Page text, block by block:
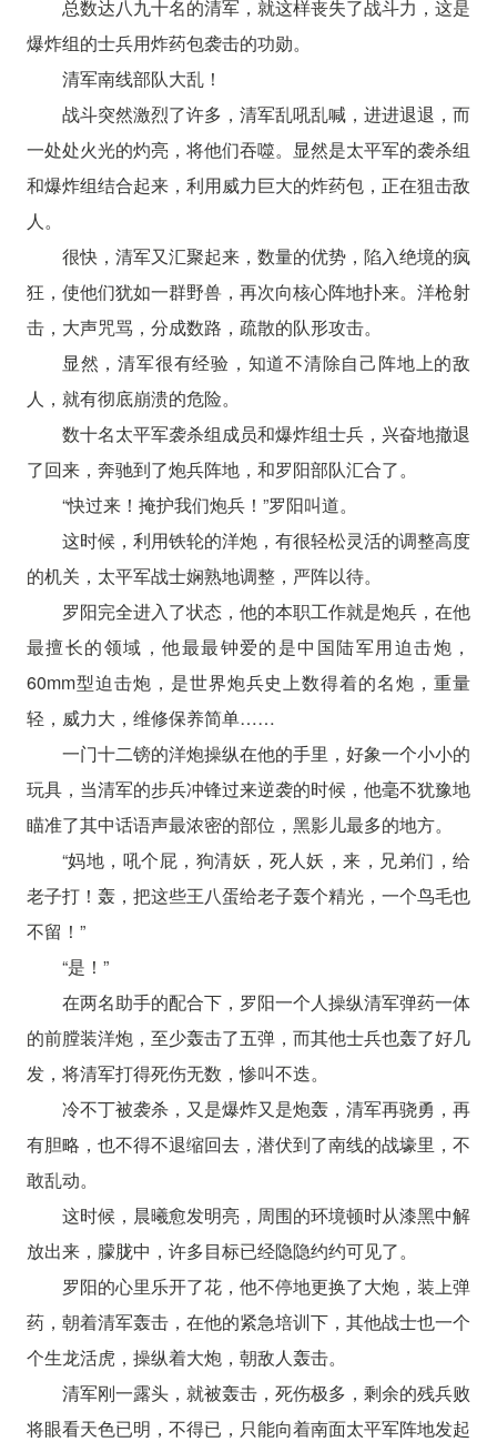
总数达八九十名的清军，就这样丧失了战斗力，这是
爆炸组的士兵用炸药包袭击的功勋。
清军南线部队大乱！
战斗突然激烈了许多，清军乱吼乱喊，进进退退，而
一处处火光的灼亮，将他们吞噬。显然是太平军的袭杀组
和爆炸组结合起来，利用威力巨大的炸药包，正在狙击敌
人。
很快，清军又汇聚起来，数量的优势，陷入绝境的疯
狂，使他们犹如一群野兽，再次向核心阵地扑来。洋枪射
击，大声咒骂，分成数路，疏散的队形攻击。
显然，清军很有经验，知道不清除自己阵地上的敌
人，就有彻底崩溃的危险。
数十名太平军袭杀组成员和爆炸组士兵，兴奋地撤退
了回来，奔驰到了炮兵阵地，和罗阳部队汇合了。
“快过来！掩护我们炮兵！”罗阳叫道。
这时候，利用铁轮的洋炮，有很轻松灵活的调整高度
的机关，太平军战士娴熟地调整，严阵以待。
罗阳完全进入了状态，他的本职工作就是炮兵，在他
最擅长的领域，他最最钟爱的是中国陆军用迫击炮，
60mm型迫击炮，是世界炮兵史上数得着的名炮，重量
轻，威力大，维修保养简单……
一门十二镑的洋炮操纵在他的手里，好象一个小小的
玩具，当清军的步兵冲锋过来逆袭的时候，他毫不犹豫地
瞄准了其中话语声最浓密的部位，黑影儿最多的地方。
“妈地，吼个屁，狗清妖，死人妖，来，兄弟们，给
老子打！轰，把这些王八蛋给老子轰个精光，一个鸟毛也
不留！”
“是！”
在两名助手的配合下，罗阳一个人操纵清军弹药一体
的前膛装洋炮，至少轰击了五弹，而其他士兵也轰了好几
发，将清军打得死伤无数，惨叫不迭。
冷不丁被袭杀，又是爆炸又是炮轰，清军再骁勇，再
有胆略，也不得不退缩回去，潜伏到了南线的战壕里，不
敢乱动。
这时候，晨曦愈发明亮，周围的环境顿时从漆黑中解
放出来，朦胧中，许多目标已经隐隐约约可见了。
罗阳的心里乐开了花，他不停地更换了大炮，装上弹
药，朝着清军轰击，在他的紧急培训下，其他战士也一个
个生龙活虎，操纵着大炮，朝敌人轰击。
清军刚一露头，就被轰击，死伤极多，剩余的残兵败
将眼看天色已明，不得已，只能向着南面太平军阵地发起